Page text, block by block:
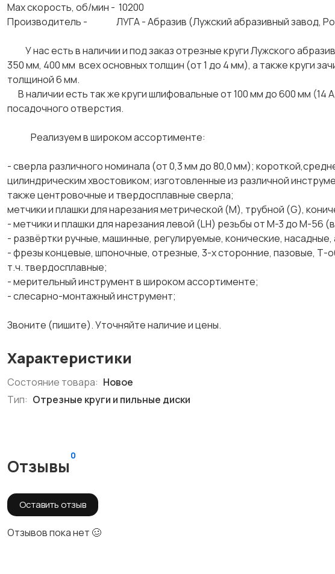
Max скорость, об/мин - 10200
Производитель - ЛУГА - Абразив (Лужский абразивный завод,
У нас есть в наличии и под заказ отрезные круги Лужского
350 мм, 400 мм всех основных толщин (от 1 до 4 мм), а также круги
толщиной 6 мм.
В наличии есть так же круги шлифовальные от 100 мм до 600 мм
посадочного отверстия.
Реализуем в широком ассортименте:
- сверла различного номинала (от 0,3 мм до 80,0 мм);
цилиндрическим хвостовиком; изготовленные из различной
также центровочные и твердосплавные сверла;
метчики и плашки для нарезания метрической (М), трубной (G),
- метчики и плашки для нарезания левой (LH) резьбы от М-3 до М-56
- развёртки ручные, машинные, регулируемые, конические, насадные,
- фрезы концевые, шпоночные, отрезные, 3-х сторонние, пазовые, Т-
т.ч. твердосплавные;
- мерительный инструмент в широком ассортименте;
- слесарно-монтажный инструмент;
Звоните (пишите). Уточняйте наличие и цены.
Характеристики
Состояние товара: Новое
Тип: Отрезные круги и пильные диски
Отзывы
0
Оставить отзыв
Отзывов пока нет 🥴